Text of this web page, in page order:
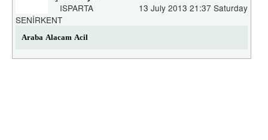
13 July 2013 21:37 Saturday
ISPARTA
SENIRKENT
Araba Alacam Acil